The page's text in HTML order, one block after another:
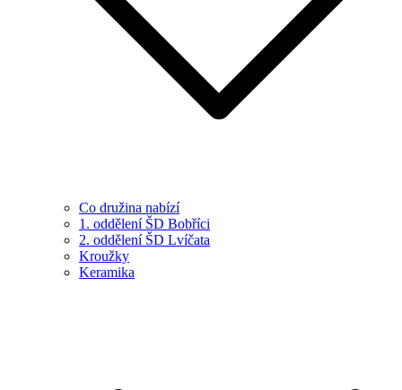
Co družina nabízí
1. oddělení ŠD Bobříci
2. oddělení ŠD Lvíčata
Kroužky
Keramika